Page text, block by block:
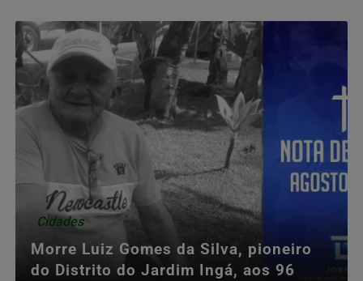
Cidades
Morre Luiz Gomes da Silva, pioneiro
do Distrito do Jardim Ingá, aos 96